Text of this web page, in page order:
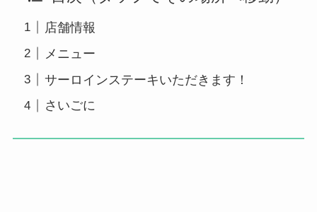
店舗情報
メニュー
サーロインステーキいただきます！
さいごに